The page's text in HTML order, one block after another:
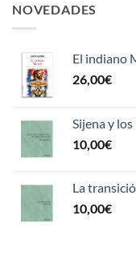
NOVEDADES
El indiano
26,00€
Sijena y
10,00€
La
10,00€